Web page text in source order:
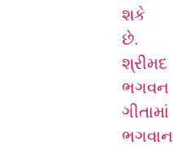
શકે
છે.
શ્રીમદ
ભગવન
ગીતામાં
ભગવાન